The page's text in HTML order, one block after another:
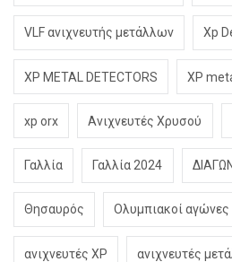
VLF ανιχνευτής μετάλλων Xp
XP METAL DETECTORS XP
xp orx Ανιχνευτές Χρυσού
Γαλλία Γαλλία 2024
Θησαυρός Ολυμπιακοί αγώνες
ανιχνευτές XP ανιχνευτές